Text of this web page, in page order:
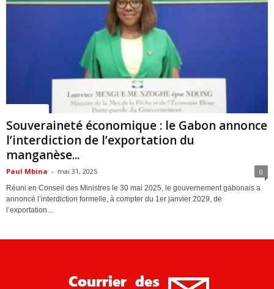
Souveraineté économique : le Gabon annonce
l’interdiction de l’exportation du
manganèse...
Paul Mbina - mai 31, 2025 0
Réuni en Conseil des Ministres le 30 mai 2025, le gouvernement gabonais a
annoncé l’interdiction formelle, à compter du 1er janvier 2029, de
l’exportation...